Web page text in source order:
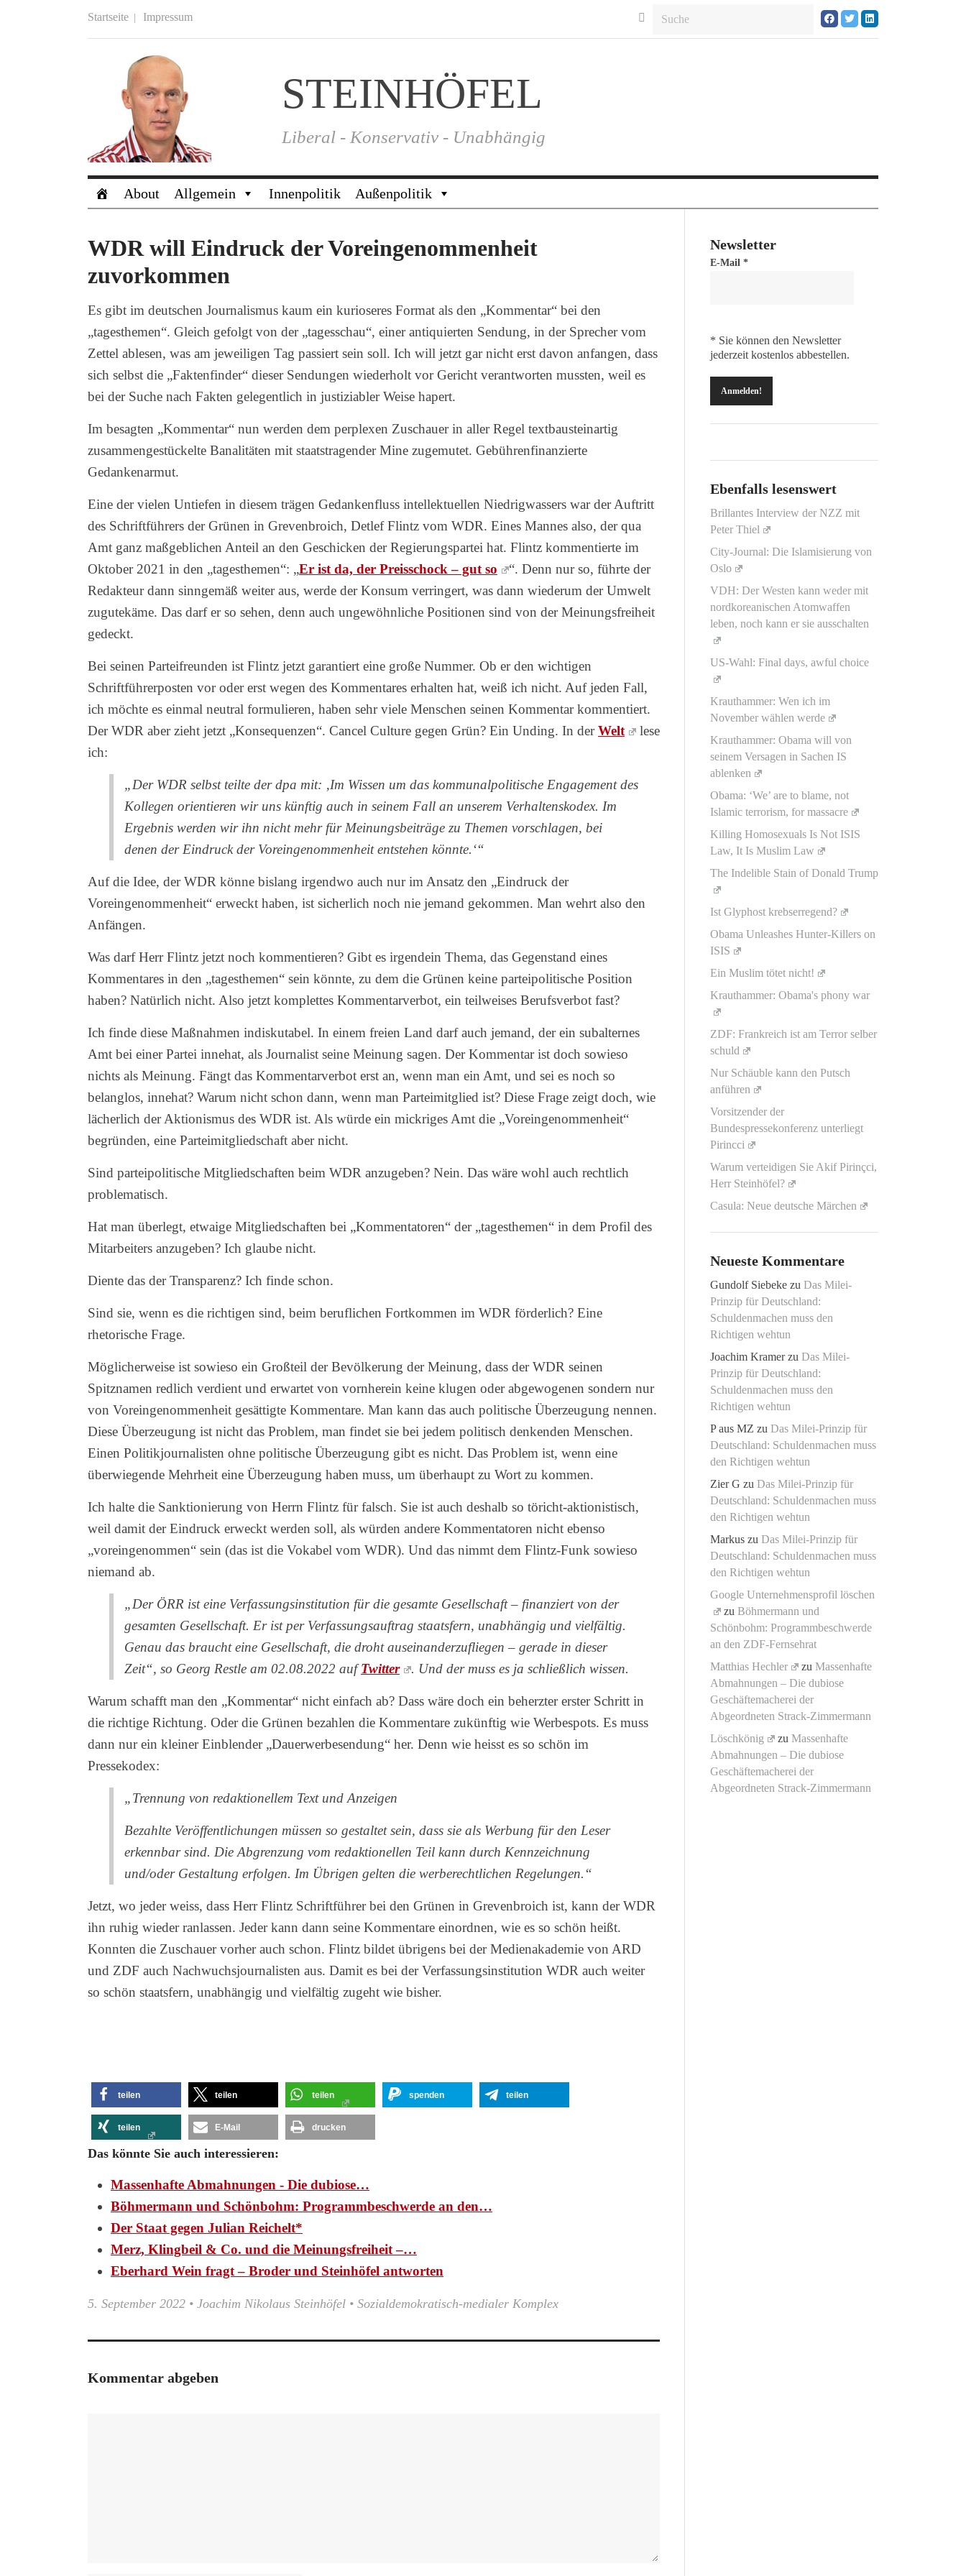
Startseite Impressum
STEINHÖFEL
Liberal - Konservativ - Unabhängig
About Allgemein Innenpolitik Außenpolitik
WDR will Eindruck der Voreingenommenheit
zuvorkommen
Es gibt im deutschen Journalismus kaum ein kurioseres Format als den „Kommentar“ bei den
„tagesthemen“. Gleich gefolgt von der „tagesschau“, einer antiquierten Sendung, in der Sprecher vom
Zettel ablesen, was am jeweiligen Tag passiert sein soll. Ich will jetzt gar nicht erst davon anfangen, dass
sich selbst die „Faktenfinder“ dieser Sendungen wiederholt vor Gericht verantworten mussten, weil es
bei der Suche nach Fakten gelegentlich in justiziabler Weise hapert.
Im besagten „Kommentar“ nun werden dem perplexen Zuschauer in aller Regel textbausteinartig
zusammengestückelte Banalitäten mit staatstragender Mine zugemutet. Gebührenfinanzierte
Gedankenarmut.
Eine der vielen Untiefen in diesem trägen Gedankenfluss intellektuellen Niedrigwassers war der Auftritt
des Schriftführers der Grünen in Grevenbroich, Detlef Flintz vom WDR. Eines Mannes also, der qua
Amt ganz maßgeblichen Anteil an den Geschicken der Regierungspartei hat. Flintz kommentierte im
Oktober 2021 in den „tagesthemen“: „Er ist da, der Preisschock – gut so
“. Denn nur so, führte der
Redakteur dann sinngemäß weiter aus, werde der Konsum verringert, was dann wiederum der Umwelt
zugutekäme. Das darf er so sehen, denn auch ungewöhnliche Positionen sind von der Meinungsfreiheit
gedeckt.
Bei seinen Parteifreunden ist Flintz jetzt garantiert eine große Nummer. Ob er den wichtigen
Schriftführerposten vor oder erst wegen des Kommentares erhalten hat, weiß ich nicht. Auf jeden Fall,
ich möchte es einmal neutral formulieren, haben sehr viele Menschen seinen Kommentar kommentiert.
Der WDR aber zieht jetzt „Konsequenzen“. Cancel Culture gegen Grün? Ein Unding. In derWelt
lese
ich:
„Der WDR selbst teilte der dpa mit: ‚Im Wissen um das kommunalpolitische Engagement des
Kollegen orientieren wir uns künftig auch in seinem Fall an unserem Verhaltenskodex. Im
Ergebnis werden wir ihn nicht mehr für Meinungsbeiträge zu Themen vorschlagen, bei
denen der Eindruck der Voreingenommenheit entstehen könnte.‘“
Auf die Idee, der WDR könne bislang irgendwo auch nur im Ansatz den „Eindruck der
Voreingenommenheit“ erweckt haben, ist sicherlich noch nie jemand gekommen. Man wehrt also den
Anfängen.
Was darf Herr Flintz jetzt noch kommentieren? Gibt es irgendein Thema, das Gegenstand eines
Kommentares in den „tagesthemen“ sein könnte, zu dem die Grünen keine parteipolitische Position
haben? Natürlich nicht. Also jetzt komplettes Kommentarverbot, ein teilweises Berufsverbot fast?
Ich finde diese Maßnahmen indiskutabel. In einem freien Land darf auch jemand, der ein subalternes
Amt bei einer Partei innehat, als Journalist seine Meinung sagen. Der Kommentar ist doch sowieso
nichts als Meinung. Fängt das Kommentarverbot erst an, wenn man ein Amt, und sei es noch so
belanglos, innehat? Warum nicht schon dann, wenn man Parteimitglied ist? Diese Frage zeigt doch, wie
lächerlich der Aktionismus des WDR ist. Als würde ein mickriges Amt die „Voreingenommenheit“
begründen, eine Parteimitgliedschaft aber nicht.
Sind parteipolitische Mitgliedschaften beim WDR anzugeben? Nein. Das wäre wohl auch rechtlich
problematisch.
Hat man überlegt, etwaige Mitgliedschaften bei „Kommentatoren“ der „tagesthemen“ in dem Profil des
Mitarbeiters anzugeben? Ich glaube nicht.
Diente das der Transparenz? Ich finde schon.
Sind sie, wenn es die richtigen sind, beim beruflichen Fortkommen im WDR förderlich? Eine
rhetorische Frage.
Möglicherweise ist sowieso ein Großteil der Bevölkerung der Meinung, dass der WDR seinen
Spitznamen redlich verdient und erwartet von vornherein keine klugen oder abgewogenen sondern nur
von Voreingenommenheit gesättigte Kommentare. Man kann das auch politische Überzeugung nennen.
Diese Überzeugung ist nicht das Problem, man findet sie bei jedem politisch denkenden Menschen.
Einen Politikjournalisten ohne politische Überzeugung gibt es nicht. Das Problem ist, wenn eine
überwiegende Mehrheit eine Überzeugung haben muss, um überhaupt zu Wort zu kommen.
Ich halte die Sanktionierung von Herrn Flintz für falsch. Sie ist auch deshalb so töricht-aktionistisch,
weil damit der Eindruck erweckt werden soll, als würden andere Kommentatoren nicht ebenso
„voreingenommen“ sein (das ist die Vokabel vom WDR). Und das nimmt dem Flintz-Funk sowieso
niemand ab.
„Der ÖRR ist eine Verfassungsinstitution für die gesamte Gesellschaft – finanziert von der
gesamten Gesellschaft. Er ist per Verfassungsauftrag staatsfern, unabhängig und vielfältig.
Genau das braucht eine Gesellschaft, die droht auseinanderzufliegen – gerade in dieser
Zeit“, so Georg Restle am 02.08.2022 aufTwitter . Und der muss es ja schließlich wissen.
Warum schafft man den „Kommentar“ nicht einfach ab? Dass wäre doch ein beherzter erster Schritt in
die richtige Richtung. Oder die Grünen bezahlen die Kommentare zukünftig wie Werbespots. Es muss
dann nur ein kleiner Einblender „Dauerwerbesendung“ her. Denn wie heisst es so schön im
Pressekodex:
„Trennung von redaktionellem Text und Anzeigen
Bezahlte Veröffentlichungen müssen so gestaltet sein, dass sie als Werbung für den Leser
erkennbar sind. Die Abgrenzung vom redaktionellen Teil kann durch Kennzeichnung
und/oder Gestaltung erfolgen. Im Übrigen gelten die werberechtlichen Regelungen.“
Jetzt, wo jeder weiss, dass Herr Flintz Schriftführer bei den Grünen in Grevenbroich ist, kann der WDR
ihn ruhig wieder ranlassen. Jeder kann dann seine Kommentare einordnen, wie es so schön heißt.
Konnten die Zuschauer vorher auch schon. Flintz bildet übrigens bei der Medienakademie von ARD
und ZDF auch Nachwuchsjournalisten aus. Damit es bei der Verfassungsinstitution WDR auch weiter
so schön staatsfern, unabhängig und vielfältig zugeht wie bisher.
teilen teilen teilen spenden teilen
teilen E-Mail drucken
Das könnte Sie auch interessieren:
Massenhafte Abmahnungen - Die dubiose…
Böhmermann und Schönbohm: Programmbeschwerde an den…
Der Staat gegen Julian Reichelt*
Merz, Klingbeil & Co. und die Meinungsfreiheit –…
Eberhard Wein fragt – Broder und Steinhöfel antworten
5. September 2022 • Joachim Nikolaus Steinhöfel • Sozialdemokratisch-medialer Komplex
Kommentar abgeben
Newsletter
E-Mail *
* Sie können den Newsletter
jederzeit kostenlos abbestellen.
Ebenfalls lesenswert
Brillantes Interview der NZZ mit
Peter Thiel
City-Journal: Die Islamisierung von
Oslo
VDH: Der Westen kann weder mit
nordkoreanischen Atomwaffen
leben, noch kann er sie ausschalten
US-Wahl: Final days, awful choice
Krauthammer: Wen ich im
November wählen werde
Krauthammer: Obama will von
seinem Versagen in Sachen IS
ablenken
Obama: ‘We’ are to blame, not
Islamic terrorism, for massacre
Killing Homosexuals Is Not ISIS
Law, It Is Muslim Law
The Indelible Stain of Donald Trump
Ist Glyphost krebserregend?
Obama Unleashes Hunter-Killers on
ISIS
Ein Muslim tötet nicht!
Krauthammer: Obama's phony war
ZDF: Frankreich ist am Terror selber
schuld
Nur Schäuble kann den Putsch
anführen
Vorsitzender der
Bundespressekonferenz unterliegt
Pirincci
Warum verteidigen Sie Akif Pirinçci,
Herr Steinhöfel?
Casula: Neue deutsche Märchen
Neueste Kommentare
Gundolf Siebeke zu Das Milei-
Prinzip für Deutschland:
Schuldenmachen muss den
Richtigen wehtun
Joachim Kramerzu Das Milei-
Prinzip für Deutschland:
Schuldenmachen muss den
Richtigen wehtun
P aus MZ zu Das Milei-Prinzip für
Deutschland: Schuldenmachen muss
den Richtigen wehtun
Zier G zu Das Milei-Prinzip für
Deutschland: Schuldenmachen muss
den Richtigen wehtun
Markus zu Das Milei-Prinzip für
Deutschland: Schuldenmachen muss
den Richtigen wehtun
Google Unternehmensprofil löschen
zu Böhmermann und
Schönbohm: Programmbeschwerde
an den ZDF-Fernsehrat
Matthias Hechler
zu Massenhafte
Abmahnungen – Die dubiose
Geschäftemacherei der
Abgeordneten Strack-Zimmermann
Löschkönig
zu Massenhafte
Abmahnungen – Die dubiose
Geschäftemacherei der
Abgeordneten Strack-Zimmermann